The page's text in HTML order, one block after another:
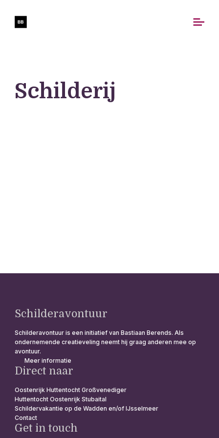
Schilderij
Schilderavontuur
Schilderavontuur is een initiatief van Bastiaan Berends. Als
ondernemende creatieveling neemt hij graag anderen mee op
avontuur.
Meer informatie
Direct naar
Oostenrijk Huttentocht Großvenediger
Huttentocht Oostenrijk Stubaital
Schildervakantie op de Wadden en/of IJsselmeer
Contact
Get in touch